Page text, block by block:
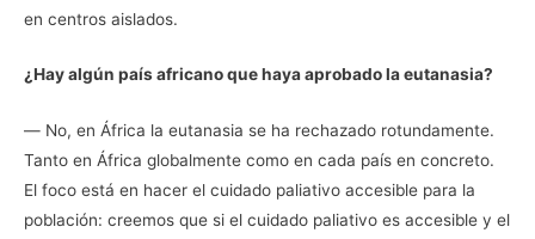
en centros aislados.
¿Hay algún país africano que haya aprobado la eutanasia?
― No, en África la eutanasia se ha rechazado rotundamente.
Tanto en África globalmente como en cada país en concreto.
El foco está en hacer el cuidado paliativo accesible para la
población: creemos que si el cuidado paliativo es accesible y el